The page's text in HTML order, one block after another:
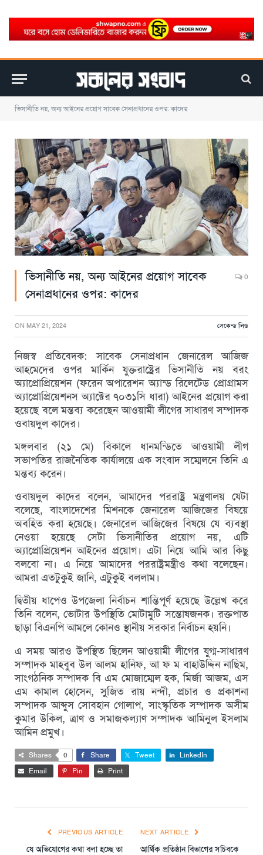
ভিসানীতি নয়, অন্য আইনের প্রয়োগ সাবেক সেনাপ্রধানের ওপর: কাদের
ভিসানীতি নয়, অন্য আইনের প্রয়োগ সাবেক
সেনাপ্রধানের ওপর: কাদের
0
ON MAY 21, 2024 সেকেন্ড লিড
নিজস্ব প্রতিবেদক: সাবেক সেনাপ্রধান জেনারেল আজিজ
আহমেদের ওপর মার্কিন যুক্তরাষ্ট্রের ভিসানীতি নয় বরং
অ্যাপ্রোপ্রিয়েশন (ফরেন অপারেশন অ্যান্ড রিলেটেড প্রোগ্রামস
অ্যাপ্রোপ্রিয়েশনস অ্যাক্টের ৭০৩১সি ধারা) আইনের প্রয়োগ করা
হয়েছে বলে মন্তব্য করেছেন আওয়ামী লীগের সাধারণ সম্পাদক
ওবায়দুল কাদের।
মঙ্গলবার (২১ মে) বিকালে ধানমন্ডিতে আওয়ামী লীগ
সভাপতির রাজনৈতিক কার্যালয়ে এক সংবাদ সম্মেলনে তিনি এ
মন্তব্য করেন।
ওবায়দুল কাদের বলেন, আমাদের পররাষ্ট্র মন্ত্রণালয় যেটা
বলেছে, বাংলাদেশের মিশনকে জেনারেল আজিজের বিষয়ে
অবহিত করা হয়েছে। জেনারেল আজিজের বিষয়ে যে ব্যবস্থা
নেওয়া হয়েছে সেটা ভিসানীতির প্রয়োগ নয়, এটি
অ্যাপ্রোপ্রিয়েশন আইনের প্রয়োগ। এটা নিয়ে আমি আর কিছু
বলবো না। এ নিয়ে আমাদের পররাষ্ট্রমন্ত্রীও কথা বলেছেন।
আমরা এতটুকুই জানি, এটুকুই বললাম।
দ্বিতীয় ধাপেও উপজেলা নির্বাচন শান্তিপূর্ণ হয়েছে উল্লেখ করে
তিনি বলেন, ভোটার উপস্থিতি মোটামুটি সন্তোষজনক। রক্তপাত
ছাড়া বিএনপি আমলে কোনও স্থানীয় সরকার নির্বাচন হয়নি।
এ সময় আরও উপস্থিত ছিলেন আওয়ামী লীগের যুগ্ম-সাধারণ
সম্পাদক মাহবুব উল আলম হানিফ, আ ফ ম বাহাউদ্দিন নাছিম,
সাংগঠনিক সম্পাদক বি এম মোজাম্মেল হক, মির্জা আজম, এস
এম কামাল হোসেন, সুজিত রায় নন্দী, প্রচার ও প্রকাশনা
সম্পাদক আব্দুস সোবহান গোলাপ, সাংস্কৃতিক সম্পাদক অসীম
কুমার উকিল, ত্রাণ ও সমাজকল্যাণ সম্পাদক আমিনুল ইসলাম
আমিন প্রমুখ।
Shares 0 Share Tweet
LinkedIn
Email
Pin Print
PREVIOUS ARTICLE
যে অভিযোগের কথা বলা হচ্ছে তা
NEXT ARTICLE
আর্থিক প্রতিষ্ঠান বিভাগের সচিবকে